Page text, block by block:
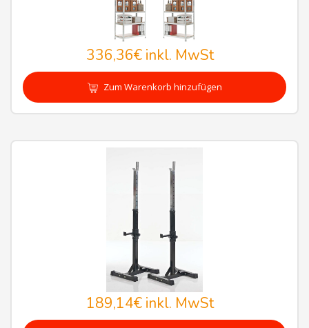
336,36€inkl. MwSt
Zum Warenkorb hinzufügen
189,14€inkl. MwSt